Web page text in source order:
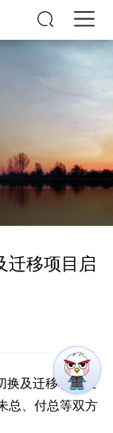
迁移项目启
换及迁移项目正
总、付总等双方